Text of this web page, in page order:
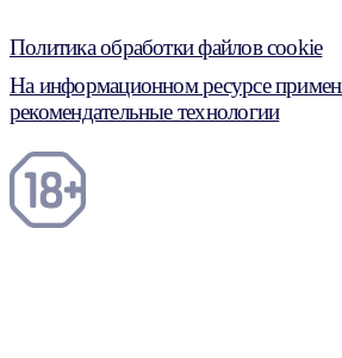
Политика обработки файлов cookie
На информационном ресурсе
рекомендательные технологии